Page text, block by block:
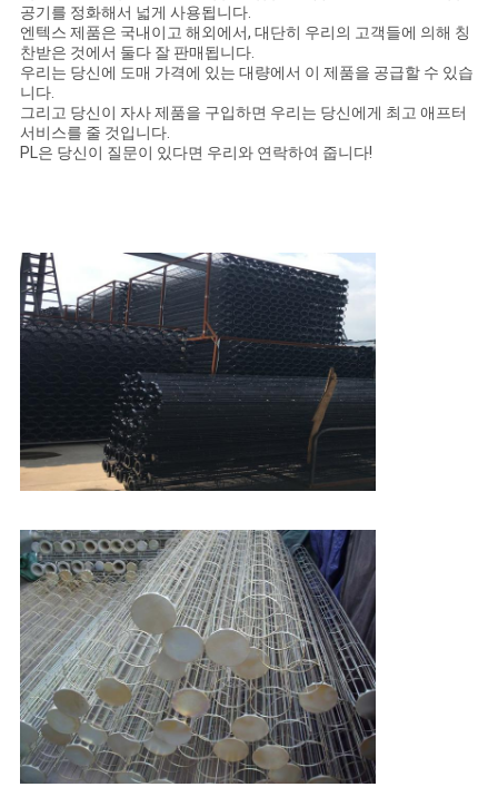
공기를 정화해서 넓게 사용됩니다.
엔텍스 제품은 국내이고 해외에서, 대단히 우리의 고객들에 의해 칭
찬받은 것에서 둘다 잘 판매됩니다.
우리는 당신에 도매 가격에 있는 대량에서 이 제품을 공급할 수 있습
니다.
그리고 당신이 자사 제품을 구입하면 우리는 당신에게 최고 애프터
서비스를 줄 것입니다.
PL은 당신이 질문이 있다면 우리와 연락하여 줍니다!